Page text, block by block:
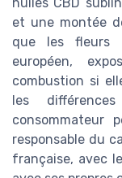
et une montée
que les fleurs
européen,
combustion si
les
consommateur
responsable du
française, avec